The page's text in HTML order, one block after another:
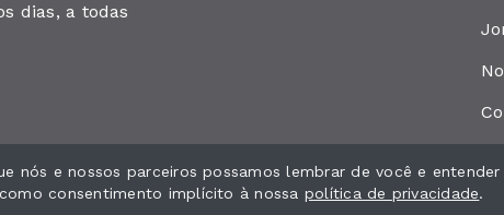
dias, a todas
nós e nossos parceiros possamos lembrar de você e
consentimento implícito à nossa política de privacidade.